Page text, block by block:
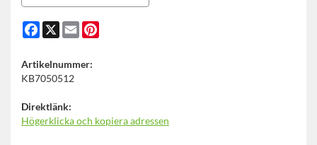
Facebook
X Email
Artikelnummer:
KB7050512
Direktlänk:
Högerklicka och kopiera adressen